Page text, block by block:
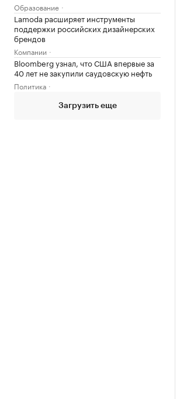
Образование
Lamoda расширяет инструменты
поддержки российских дизайнерских
брендов
Компании
Bloomberg узнал, что США впервые за
40 лет не закупили саудовскую нефть
Политика
Загрузить еще